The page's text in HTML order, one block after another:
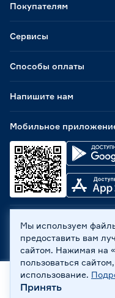
Способы оплаты
Мобильное
Покупателям
Сервисы
Напишите нам
ООО «Бауцентр Рус»
ул. А.Невского, 205.
Все права защищены
Политика обработки
Правовая информация
Охрана труда
Главная
Мы используем
предоставить вам
сайтом. Нажимая на
пользоваться
использование.
Принять